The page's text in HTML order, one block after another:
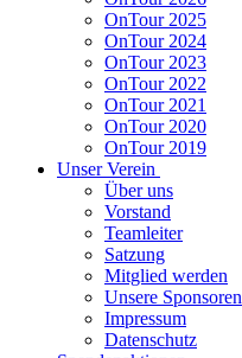
OnTour 2025
OnTour 2024
OnTour 2023
OnTour 2022
OnTour 2021
OnTour 2020
OnTour 2019
Unser Verein
Über uns
Vorstand
Teamleiter
Satzung
Mitglied werden
Unsere Sponsoren
Impressum
Datenschutz